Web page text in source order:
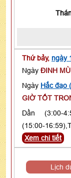
Thứ bảy, ngày
Ngày ĐINH
Ngày Hắc đạo
GIỜ TỐT
Dần (3:00-
(15:00-
Xem chi tiết
Lịch